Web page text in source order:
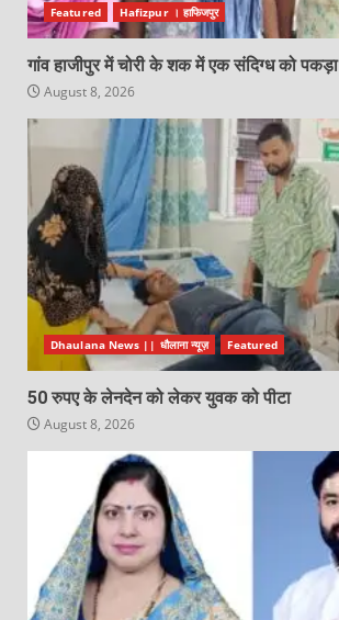
Featured Hafizpur । हाफिजपुर
गांव हाजीपुर में चोरी के शक में एक संदिग्ध को पकड़ा
August 8, 2026
Dhaulana News || धौलाना न्यूज़ Featured
50 रुपए के लेनदेन को लेकर युवक को पीटा
August 8, 2026